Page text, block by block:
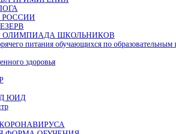
ОЛИМПИАДА ШКОЛЬНИКОВ
питания обучающихся по образовательным
здоровья
ЮИД